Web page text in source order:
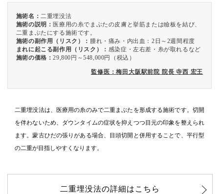
施術名：二重埋没法
施術の説明： 医療用の糸でまぶたの皮膚と挙筋または瞼板を結び、
二重まぶたにする施術です。
施術の副作用（リスク）： 腫れ・痛み・内出血：2日～2週間程度
まれに起こる副作用（リスク）： 感染症・左右差・糸が取れるなど
施術の価格：29,800円～548,000円（税込）
監修医：梅田大阪駅前院 院長 寺西 宏王
二重埋没法は、医療用の糸のみで二重まぶたを形成する施術です。切開
を伴わないため、ダウンタイムの症状を抑えつつ目元の印象を整えられ
ます。蒙古ひだの張りがある場合、目頭切開と併用することで、平行型
の二重が目指しやすくなります。
二重埋没法の詳細はこちら